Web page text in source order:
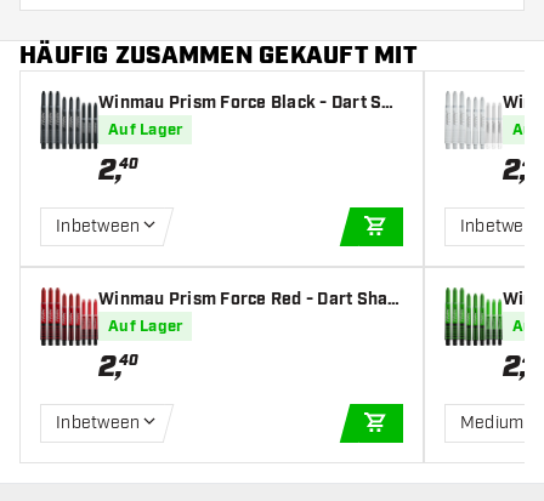
HÄUFIG ZUSAMMEN GEKAUFT MIT
Winmau Prism Force Black - Dart Sha
fts
Auf Lager
2,40
Inbetween
IN DEN
Winmau Prism Force Red - Dart Shaft
Auf Lager
2,40
Inbetween
IN DEN
afts
Auf
2,40
Inbetween
aftsAuf
2,40
Medium